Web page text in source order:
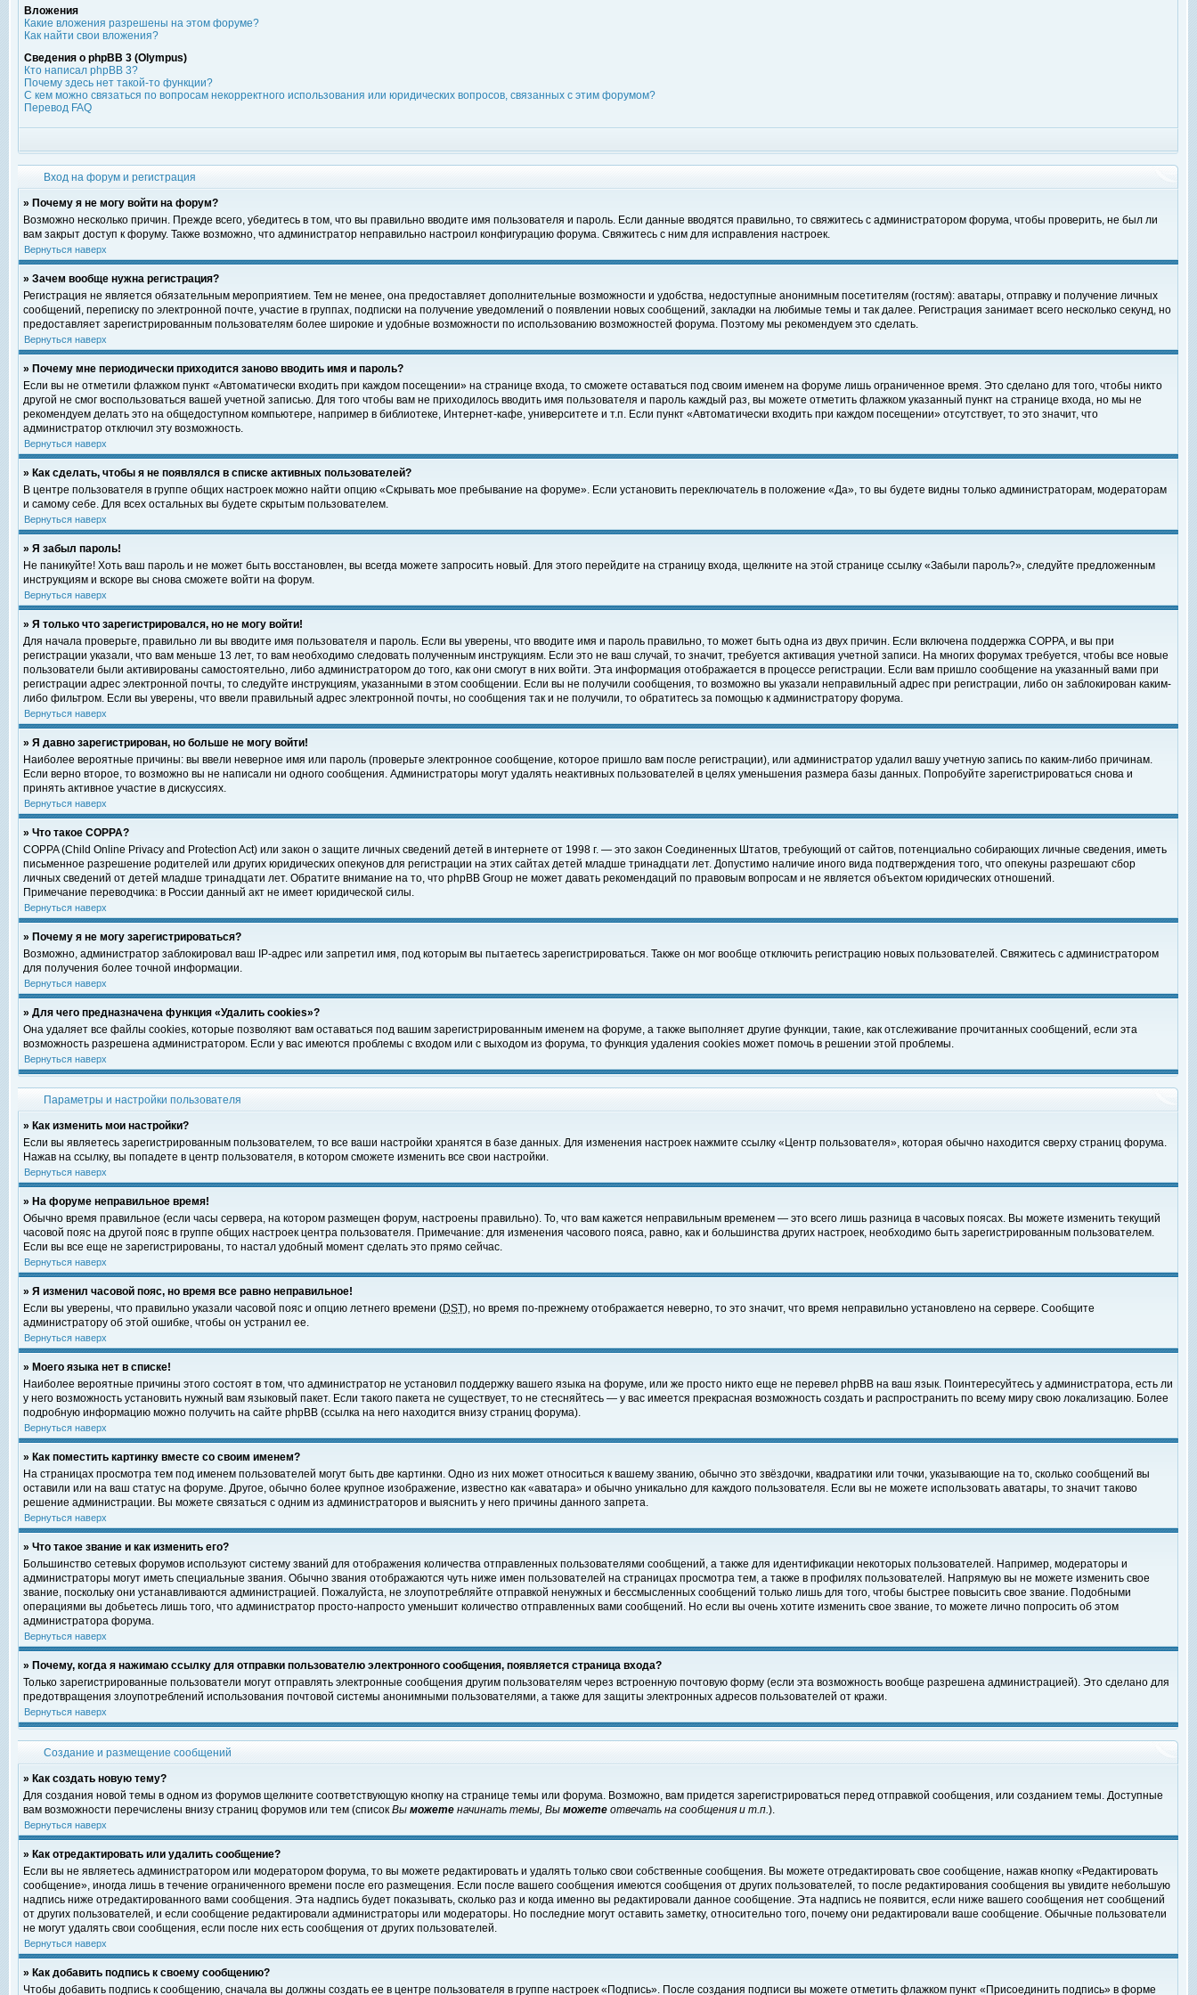
Вложения
Какие вложения разрешены на этом форуме?
Как найти свои вложения?
Сведения о phpBB 3 (Olympus)
Кто написал phpBB 3?
Почему здесь нет такой-то функции?
С кем можно связаться по вопросам некорректного использования или юридических вопросов, связанных с этим форумом?
Перевод FAQ
Вход на форум и регистрация
» Почему я не могу войти на форум?
Возможно несколько причин. Прежде всего, убедитесь в том, что вы правильно вводите имя пользователя и пароль. Если данные вводятся правильно, то свяжитесь с администратором форума, чтобы проверить, не был ли
вам закрыт доступ к форуму. Также возможно, что администратор неправильно настроил конфигурацию форума. Свяжитесь с ним для исправления настроек.
Вернуться наверх
» Зачем вообще нужна регистрация?
Регистрация не является обязательным мероприятием. Тем не менее, она предоставляет дополнительные возможности и удобства, недоступные анонимным посетителям (гостям): аватары, отправку и получение личных
сообщений, переписку по электронной почте, участие в группах, подписки на получение уведомлений о появлении новых сообщений, закладки на любимые темы и так далее. Регистрация занимает всего несколько секунд, но
предоставляет зарегистрированным пользователям более широкие и удобные возможности по использованию возможностей форума. Поэтому мы рекомендуем это сделать.
Вернуться наверх
» Почему мне периодически приходится заново вводить имя и пароль?
Если вы не отметили флажком пункт «Автоматически входить при каждом посещении» на странице входа, то сможете оставаться под своим именем на форуме лишь ограниченное время. Это сделано для того, чтобы никто
другой не смог воспользоваться вашей учетной записью. Для того чтобы вам не приходилось вводить имя пользователя и пароль каждый раз, вы можете отметить флажком указанный пункт на странице входа, но мы не
рекомендуем делать это на общедоступном компьютере, например в библиотеке, Интернет-кафе, университете и т.п. Если пункт «Автоматически входить при каждом посещении» отсутствует, то это значит, что
администратор отключил эту возможность.
Вернуться наверх
» Как сделать, чтобы я не появлялся в списке активных пользователей?
В центре пользователя в группе общих настроек можно найти опцию «Скрывать мое пребывание на форуме». Если установить переключатель в положение «Да», то вы будете видны только администраторам, модераторам
и самому себе. Для всех остальных вы будете скрытым пользователем.
Вернуться наверх
» Я забыл пароль!
Не паникуйте! Хоть ваш пароль и не может быть восстановлен, вы всегда можете запросить новый. Для этого перейдите на страницу входа, щелкните на этой странице ссылку «Забыли пароль?», следуйте предложенным
инструкциям и вскоре вы снова сможете войти на форум.
Вернуться наверх
» Я только что зарегистрировался, но не могу войти!
Для начала проверьте, правильно ли вы вводите имя пользователя и пароль. Если вы уверены, что вводите имя и пароль правильно, то может быть одна из двух причин. Если включена поддержка COPPA, и вы при
регистрации указали, что вам меньше 13 лет, то вам необходимо следовать полученным инструкциям. Если это не ваш случай, то значит, требуется активация учетной записи. На многих форумах требуется, чтобы все новые
пользователи были активированы самостоятельно, либо администратором до того, как они смогут в них войти. Эта информация отображается в процессе регистрации. Если вам пришло сообщение на указанный вами при
регистрации адрес электронной почты, то следуйте инструкциям, указанными в этом сообщении. Если вы не получили сообщения, то возможно вы указали неправильный адрес при регистрации, либо он заблокирован каким-
либо фильтром. Если вы уверены, что ввели правильный адрес электронной почты, но сообщения так и не получили, то обратитесь за помощью к администратору форума.
Вернуться наверх
» Я давно зарегистрирован, но больше не могу войти!
Наиболее вероятные причины: вы ввели неверное имя или пароль (проверьте электронное сообщение, которое пришло вам после регистрации), или администратор удалил вашу учетную запись по каким-либо причинам.
Если верно второе, то возможно вы не написали ни одного сообщения. Администраторы могут удалять неактивных пользователей в целях уменьшения размера базы данных. Попробуйте зарегистрироваться снова и
принять активное участие в дискуссиях.
Вернуться наверх
» Что такое COPPA?
COPPA (Child Online Privacy and Protection Act) или закон о защите личных сведений детей в интернете от 1998 г. — это закон Соединенных Штатов, требующий от сайтов, потенциально собирающих личные сведения, иметь
письменное разрешение родителей или других юридических опекунов для регистрации на этих сайтах детей младше тринадцати лет. Допустимо наличие иного вида подтверждения того, что опекуны разрешают сбор
личных сведений от детей младше тринадцати лет. Обратите внимание на то, что phpBB Group не может давать рекомендаций по правовым вопросам и не является объектом юридических отношений.
Примечание переводчика: в России данный акт не имеет юридической силы.
Вернуться наверх
» Почему я не могу зарегистрироваться?
Возможно, администратор заблокировал ваш IP-адрес или запретил имя, под которым вы пытаетесь зарегистрироваться. Также он мог вообще отключить регистрацию новых пользователей. Свяжитесь с администратором
для получения более точной информации.
Вернуться наверх
» Для чего предназначена функция «Удалить cookies»?
Она удаляет все файлы cookies, которые позволяют вам оставаться под вашим зарегистрированным именем на форуме, а также выполняет другие функции, такие, как отслеживание прочитанных сообщений, если эта
возможность разрешена администратором. Если у вас имеются проблемы с входом или с выходом из форума, то функция удаления cookies может помочь в решении этой проблемы.
Вернуться наверх
Параметры и настройки пользователя
» Как изменить мои настройки?
Если вы являетесь зарегистрированным пользователем, то все ваши настройки хранятся в базе данных. Для изменения настроек нажмите ссылку «Центр пользователя», которая обычно находится сверху страниц форума.
Нажав на ссылку, вы попадете в центр пользователя, в котором сможете изменить все свои настройки.
Вернуться наверх
» На форуме неправильное время!
Обычно время правильное (если часы сервера, на котором размещен форум, настроены правильно). То, что вам кажется неправильным временем — это всего лишь разница в часовых поясах. Вы можете изменить текущий
часовой пояс на другой пояс в группе общих настроек центра пользователя. Примечание: для изменения часового пояса, равно, как и большинства других настроек, необходимо быть зарегистрированным пользователем.
Если вы все еще не зарегистрированы, то настал удобный момент сделать это прямо сейчас.
Вернуться наверх
» Я изменил часовой пояс, но время все равно неправильное!
Если вы уверены, что правильно указали часовой пояс и опцию летнего времени (DST), но время по-прежнему отображается неверно, то это значит, что время неправильно установлено на сервере. Сообщите
администратору об этой ошибке, чтобы он устранил ее.
Вернуться наверх
» Моего языка нет в списке!
Наиболее вероятные причины этого состоят в том, что администратор не установил поддержку вашего языка на форуме, или же просто никто еще не перевел phpBB на ваш язык. Поинтересуйтесь у администратора, есть ли
у него возможность установить нужный вам языковый пакет. Если такого пакета не существует, то не стесняйтесь — у вас имеется прекрасная возможность создать и распространить по всему миру свою локализацию. Более
подробную информацию можно получить на сайте phpBB (ссылка на него находится внизу страниц форума).
Вернуться наверх
» Как поместить картинку вместе со своим именем?
На страницах просмотра тем под именем пользователей могут быть две картинки. Одно из них может относиться к вашему званию, обычно это звёздочки, квадратики или точки, указывающие на то, сколько сообщений вы
оставили или на ваш статус на форуме. Другое, обычно более крупное изображение, известно как «аватара» и обычно уникально для каждого пользователя. Если вы не можете использовать аватары, то значит таково
решение администрации. Вы можете связаться с одним из администраторов и выяснить у него причины данного запрета.
Вернуться наверх
» Что такое звание и как изменить его?
Большинство сетевых форумов используют систему званий для отображения количества отправленных пользователями сообщений, а также для идентификации некоторых пользователей. Например, модераторы и
администраторы могут иметь специальные звания. Обычно звания отображаются чуть ниже имен пользователей на страницах просмотра тем, а также в профилях пользователей. Напрямую вы не можете изменить свое
звание, поскольку они устанавливаются администрацией. Пожалуйста, не злоупотребляйте отправкой ненужных и бессмысленных сообщений только лишь для того, чтобы быстрее повысить свое звание. Подобными
операциями вы добьетесь лишь того, что администратор просто-напросто уменьшит количество отправленных вами сообщений. Но если вы очень хотите изменить свое звание, то можете лично попросить об этом
администратора форума.
Вернуться наверх
» Почему, когда я нажимаю ссылку для отправки пользователю электронного сообщения, появляется страница входа?
Только зарегистрированные пользователи могут отправлять электронные сообщения другим пользователям через встроенную почтовую форму (если эта возможность вообще разрешена администрацией). Это сделано для
предотвращения злоупотреблений использования почтовой системы анонимными пользователями, а также для защиты электронных адресов пользователей от кражи.
Вернуться наверх
Создание и размещение сообщений
» Как создать новую тему?
Для создания новой темы в одном из форумов щелкните соответствующую кнопку на странице темы или форума. Возможно, вам придется зарегистрироваться перед отправкой сообщения, или созданием темы. Доступные
вам возможности перечислены внизу страниц форумов или тем (список Вы можете начинать темы, Вы можете отвечать на сообщения и т.п.).
Вернуться наверх
» Как отредактировать или удалить сообщение?
Если вы не являетесь администратором или модератором форума, то вы можете редактировать и удалять только свои собственные сообщения. Вы можете отредактировать свое сообщение, нажав кнопку «Редактировать
сообщение», иногда лишь в течение ограниченного времени после его размещения. Если после вашего сообщения имеются сообщения от других пользователей, то после редактирования сообщения вы увидите небольшую
надпись ниже отредактированного вами сообщения. Эта надпись будет показывать, сколько раз и когда именно вы редактировали данное сообщение. Эта надпись не появится, если ниже вашего сообщения нет сообщений
от других пользователей, и если сообщение редактировали администраторы или модераторы. Но последние могут оставить заметку, относительно того, почему они редактировали ваше сообщение. Обычные пользователи
не могут удалять свои сообщения, если после них есть сообщения от других пользователей.
Вернуться наверх
» Как добавить подпись к своему сообщению?
Чтобы добавить подпись к сообщению, сначала вы должны создать ее в центре пользователя в группе настроек «Подпись». После создания подписи вы можете отметить флажком пункт «Присоединить подпись» в форме